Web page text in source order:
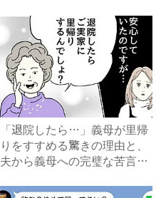
「退院したら…」義母が里帰
りをすすめる驚きの理由と、
夫から義母への完璧な苦言